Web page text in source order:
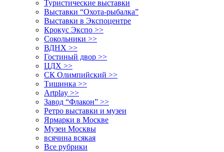
Туристические выставки
Выставки “Охота-рыбалка”
Выставки в Экспоцентре
Крокус Экспо >>
Сокольники >>
ВДНХ >>
Гостиный двор >>
ЦДХ >>
СК Олимпийский >>
Тишинка >>
Artplay >>
Завод “Флакон” >>
Ретро выставки и музеи
Ярмарки в Москве
Музеи Москвы
всячина всякая
Все рубрики